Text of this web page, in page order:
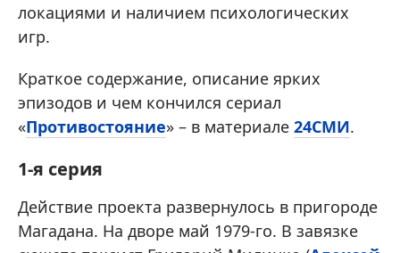
локациями и наличием психологических
игр.
Краткое содержание, описание ярких
эпизодов и чем кончился сериал
«Противостояние» – в материале 24СМИ.
1-я серия
Действие проекта развернулось в пригороде
Магадана. На дворе май 1979-го. В завязке